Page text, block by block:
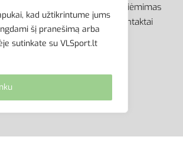
kad užtikrintume jums
šį pranešimą arba
sutinkate su VLSport.lt
atsiėmimas
Kontaktai